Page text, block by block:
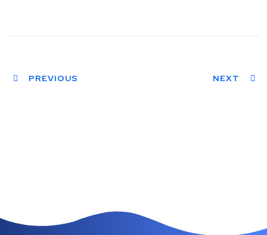
PREVIOUS NEXT